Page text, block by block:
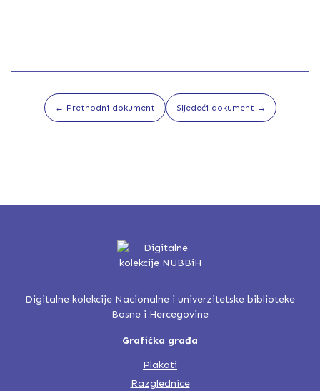
← Prethodni dokument Sljedeći dokument →
Digitalne kolekcije Nacionalne i univerzitetske biblioteke
Bosne i Hercegovine
Grafička građa
Plakati
Razglednice